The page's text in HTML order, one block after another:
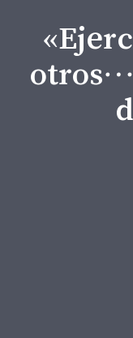
otros…